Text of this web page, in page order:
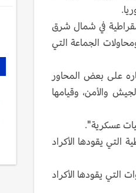
في شمال شرق
الجماعة التي
على بعض المحاور
والأمن، وقيامها
عسكرية".
التي يقودها الأكراد
وتمهيد الطريق أمام القوات التي يقودها الأكراد